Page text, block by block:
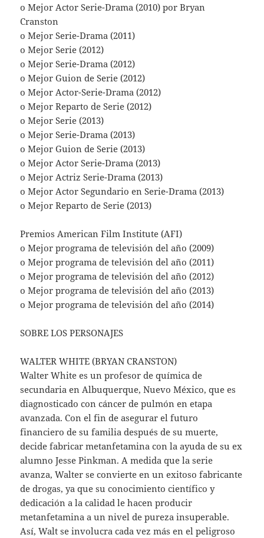
o Mejor Actor Serie-Drama (2010) por Bryan
Cranston
o Mejor Serie-Drama (2011)
o Mejor Serie (2012)
o Mejor Serie-Drama (2012)
o Mejor Guion de Serie (2012)
o Mejor Actor-Serie-Drama (2012)
o Mejor Reparto de Serie (2012)
o Mejor Serie (2013)
o Mejor Serie-Drama (2013)
o Mejor Guion de Serie (2013)
o Mejor Actor Serie-Drama (2013)
o Mejor Actriz Serie-Drama (2013)
o Mejor Actor Segundario en Serie-Drama (2013)
o Mejor Reparto de Serie (2013)
Premios American Film Institute (AFI)
o Mejor programa de televisión del año (2009)
o Mejor programa de televisión del año (2011)
o Mejor programa de televisión del año (2012)
o Mejor programa de televisión del año (2013)
o Mejor programa de televisión del año (2014)
SOBRE LOS PERSONAJES
WALTER WHITE (BRYAN CRANSTON)
Walter White es un profesor de química de
secundaria en Albuquerque, Nuevo México, que es
diagnosticado con cáncer de pulmón en etapa
avanzada. Con el fin de asegurar el futuro
financiero de su familia después de su muerte,
decide fabricar metanfetamina con la ayuda de su ex
alumno Jesse Pinkman. A medida que la serie
avanza, Walter se convierte en un exitoso fabricante
de drogas, ya que su conocimiento científico y
dedicación a la calidad le hacen producir
metanfetamina a un nivel de pureza insuperable.
Así, Walt se involucra cada vez más en el peligroso